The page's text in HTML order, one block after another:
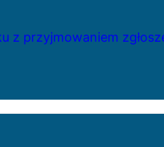
z przyjmowaniem